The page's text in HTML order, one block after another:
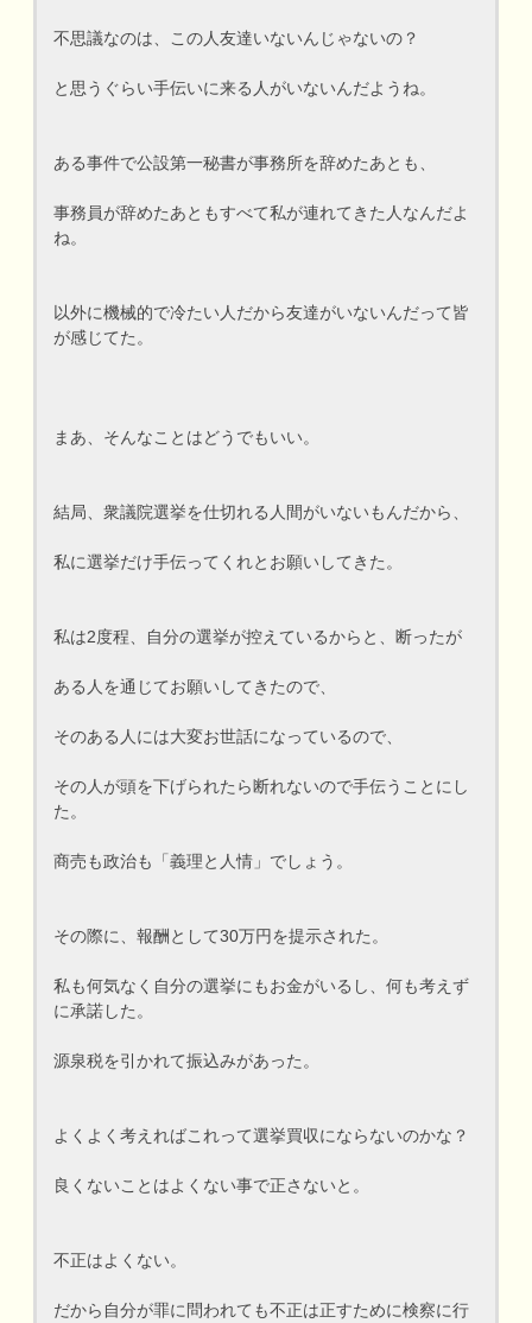
不思議なのは、この人友達いないんじゃないの？
と思うぐらい手伝いに来る人がいないんだようね。
ある事件で公設第一秘書が事務所を辞めたあとも、
事務員が辞めたあともすべて私が連れてきた人なんだよ
ね。
以外に機械的で冷たい人だから友達がいないんだって皆
が感じてた。
まあ、そんなことはどうでもいい。
結局、衆議院選挙を仕切れる人間がいないもんだから、
私に選挙だけ手伝ってくれとお願いしてきた。
私は2度程、自分の選挙が控えているからと、断ったが
ある人を通じてお願いしてきたので、
そのある人には大変お世話になっているので、
その人が頭を下げられたら断れないので手伝うことにし
た。
商売も政治も「義理と人情」でしょう。
その際に、報酬として30万円を提示された。
私も何気なく自分の選挙にもお金がいるし、何も考えず
に承諾した。
源泉税を引かれて振込みがあった。
よくよく考えればこれって選挙買収にならないのかな？
良くないことはよくない事で正さないと。
不正はよくない。
だから自分が罪に問われても不正は正すために検察に行